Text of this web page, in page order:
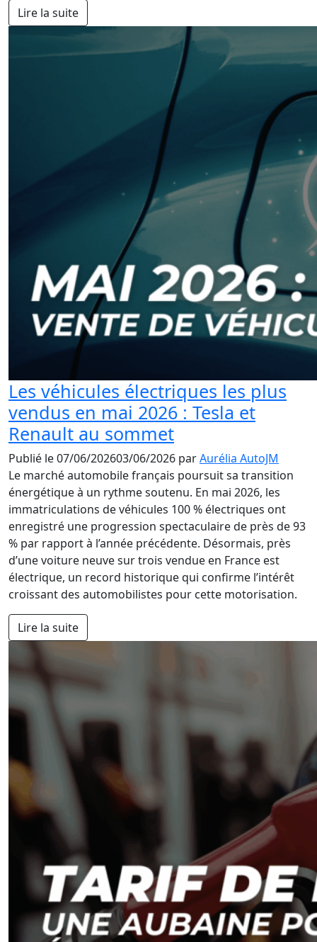
Lire la suite
Les véhicules électriques les plus
vendus en mai 2026 : Tesla et
Renault au sommet
Publié le07/06/202603/06/2026 parAurélia AutoJM
Le marché automobile français poursuit sa transition
énergétique à un rythme soutenu. En mai 2026, les
immatriculations de véhicules 100 % électriques ont
enregistré une progression spectaculaire de près de 93
% par rapport à l’année précédente. Désormais, près
d’une voiture neuve sur trois vendue en France est
électrique, un record historique qui confirme l’intérêt
croissant des automobilistes pour cette motorisation.
Lire la suite